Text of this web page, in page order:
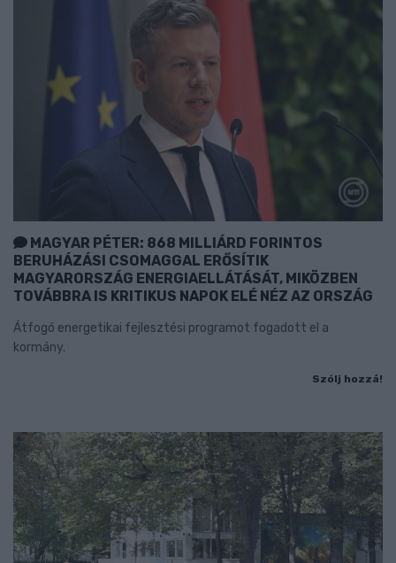
MAGYAR PÉTER: 868 MILLIÁRD FORINTOS
BERUHÁZÁSI CSOMAGGAL ERŐSÍTIK
MAGYARORSZÁG ENERGIAELLÁTÁSÁT, MIKÖZBEN
TOVÁBBRA IS KRITIKUS NAPOK ELÉ NÉZ AZ ORSZÁG
Átfogó energetikai fejlesztési programot fogadott el a
kormány.
Szólj hozzá!